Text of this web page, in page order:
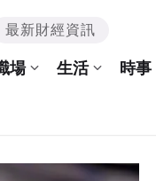
最新財經資訊
場 生活 時事